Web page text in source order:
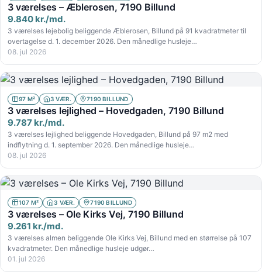
3 værelses – Æblerosen, 7190 Billund
9.840 kr./md.
3 værelses lejebolig beliggende Æblerosen, Billund på 91 kvadratmeter til
overtagelse d. 1. december 2026. Den månedlige husleje…
08. jul 2026
97 M² 3 VÆR. 7190 BILLUND
3 værelses lejlighed – Hovedgaden, 7190 Billund
9.787 kr./md.
3 værelses lejlighed beliggende Hovedgaden, Billund på 97 m2 med
indflytning d. 1. september 2026. Den månedlige husleje…
08. jul 2026
107 M² 3 VÆR. 7190 BILLUND
3 værelses – Ole Kirks Vej, 7190 Billund
9.261 kr./md.
3 værelses almen beliggende Ole Kirks Vej, Billund med en størrelse på 107
kvadratmeter. Den månedlige husleje udgør…
01. jul 2026